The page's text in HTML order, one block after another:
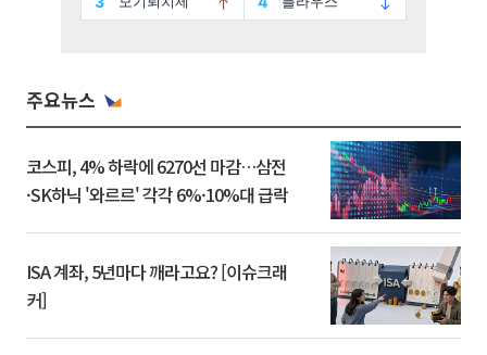
주요뉴스
코스피, 4% 하락에 6270선 마감…삼전
·SK하닉 '와르르' 각각 6%·10%대 급락
ISA 계좌, 5년마다 깨라고요? [이슈크래
커]